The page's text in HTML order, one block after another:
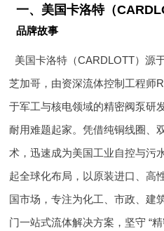
一、美国卡洛特（
品牌故事
美国卡洛特（CARDLOTT）源
芝加哥，由资深流体控制工程师
于军工与核电领域的精密阀泵研
耐用难题起家。凭借纯铜线圈、
术，迅速成为美国工业自控与污
起全球化布局，以原装进口、高
国市场，专注为化工、市政、建
门一站式流体解决方案，坚守 “